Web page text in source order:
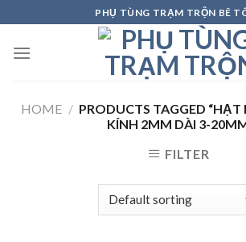
to
content
PHỤ TÙNG TRẠM TRỘN BÊ
HOME / PRODUCTS TAGGED
KÍNH 2MM DÀI 3-
FILTER